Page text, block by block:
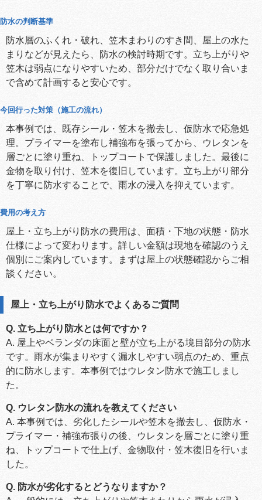
防水の判断基準
防水層のふくれ・破れ、笠木まわりのすき間、屋上の水た
まりなどが見えたら、防水の検討時期です。立ち上がりや
笠木は弱点になりやすいため、部分だけでなく取り合いま
で含めて計画すると安心です。
今回行った対策（施工の流れ）
本事例では、既存シール・笠木を撤去し、仮防水で応急処
理。プライマーを塗布し補強布を張ってから、ウレタンを
層ごとに塗り重ね、トップコートで保護しました。最後に
金物を取り付け、笠木を復旧しています。立ち上がり部分
を丁寧に防水することで、雨水の浸入を抑えています。
費用の考え方
屋上・立ち上がり防水の費用は、面積・下地の状態・防水
仕様によって変わります。詳しい金額は現地を確認のうえ
個別にご案内しています。まずは屋上の状態確認からご相
談ください。
屋上・立ち上がり防水でよくあるご質問
Q. 立ち上がり防水とは何ですか？
A. 屋上やベランダの床面と壁が立ち上がる境目部分の防水
です。雨水が集まりやすく漏水しやすい弱点のため、重点
的に防水します。本事例ではウレタン防水で施工しまし
た。
Q. ウレタン防水の流れを教えてください
A. 本事例では、劣化したシールや笠木を撤去し、仮防水・
プライマー・補強布張りの後、ウレタンを層ごとに塗り重
ね、トップコートで仕上げ、金物取付・笠木復旧を行いま
した。
Q. 防水が劣化するとどうなりますか？